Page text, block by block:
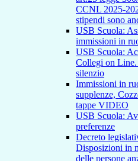
CCNL 2025-
stipendi sono
USB Scuola:
immissioni in
USB Scuola:
Collegi on Line.
silenzio
Immissioni in
supplenze,
tappe VIDEO
USB Scuola:
preferenze
Decreto
Disposizioni in
delle persone